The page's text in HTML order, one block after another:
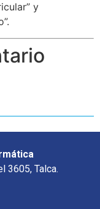
y
3605, Talca.